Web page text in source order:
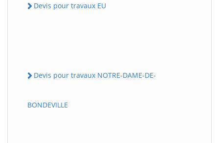
Devis pour travaux EU
Devis pour travaux NOTRE-DAME-DE-
BONDEVILLE